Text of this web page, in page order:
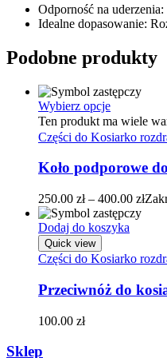
Odporność na
Idealne dopasowanie:
Podobne produkty
Wybierz opcje
Ten produkt ma wiele
Części do Kosiarko
Koło podporowe
250.00 zł – 400.00 zł
Dodaj do koszyka
Quick view
Części do Kosiarko
Przeciwnóż do
100.00 zł
Sklep